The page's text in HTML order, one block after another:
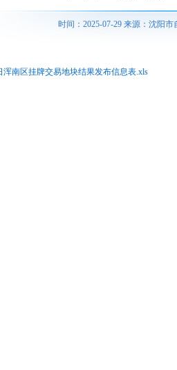
时间：2025-07-29 来源：沈阳
浑南区挂牌交易地块结果发布信息表.xls